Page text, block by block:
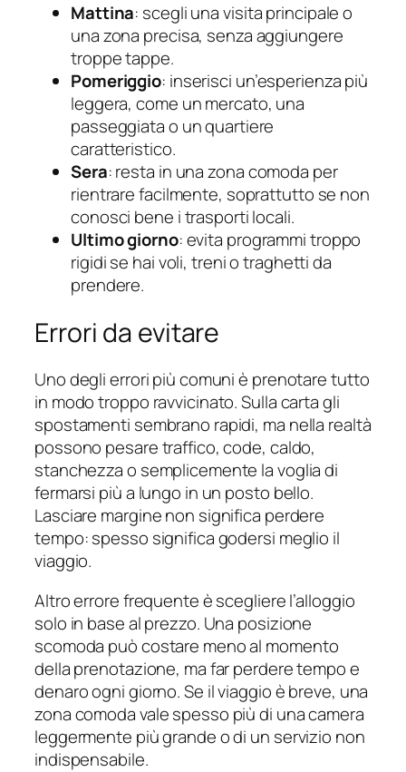
Mattina: scegli una visita principale o
una zona precisa, senza aggiungere
troppe tappe.
Pomeriggio: inserisci un’esperienza più
leggera, come un mercato, una
passeggiata o un quartiere
caratteristico.
Sera: resta in una zona comoda per
rientrare facilmente, soprattutto se non
conosci bene i trasporti locali.
Ultimo giorno: evita programmi troppo
rigidi se hai voli, treni o traghetti da
prendere.
Errori da evitare
Uno degli errori più comuni è prenotare tutto
in modo troppo ravvicinato. Sulla carta gli
spostamenti sembrano rapidi, ma nella realtà
possono pesare traffico, code, caldo,
stanchezza o semplicemente la voglia di
fermarsi più a lungo in un posto bello.
Lasciare margine non significa perdere
tempo: spesso significa godersi meglio il
viaggio.
Altro errore frequente è scegliere l’alloggio
solo in base al prezzo. Una posizione
scomoda può costare meno al momento
della prenotazione, ma far perdere tempo e
denaro ogni giorno. Se il viaggio è breve, una
zona comoda vale spesso più di una camera
leggermente più grande o di un servizio non
indispensabile.